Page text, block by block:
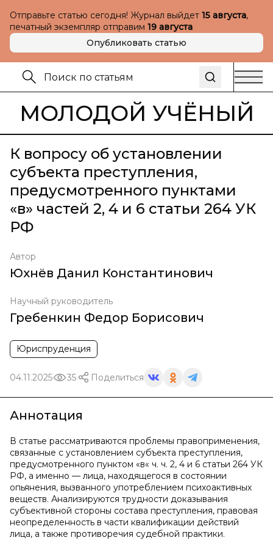
Отправьте статью сегодня! Журнал выйдет 15 августа,
печатный экземпляр отправим 19 августа
Опубликовать статью
МОЛОДОЙ УЧЁНЫЙ
К вопросу об установлении
субъекта преступления,
предусмотренного пунктами
«в» частей 2, 4 и 6 статьи 264 УК
РФ
Автор
Юхнёв Данил Константинович
Научный руководитель
Гребенкин Федор Борисович
Юриспруденция
04.11.2025 35 Поделиться
Аннотация
В статье рассматриваются проблемы правоприменения,
связанные с установлением субъекта преступления,
предусмотренного пунктом «в« ч. ч. 2, 4 и 6 статьи 264 УК
РФ, а именно — лица, находящегося в состоянии
опьянения, вызванного употреблением психоактивных
веществ. Анализируются трудности доказывания
субъективной стороны состава преступления, правовая
неопределенность в части квалификации действий
лица, а также противоречия судебной практики.